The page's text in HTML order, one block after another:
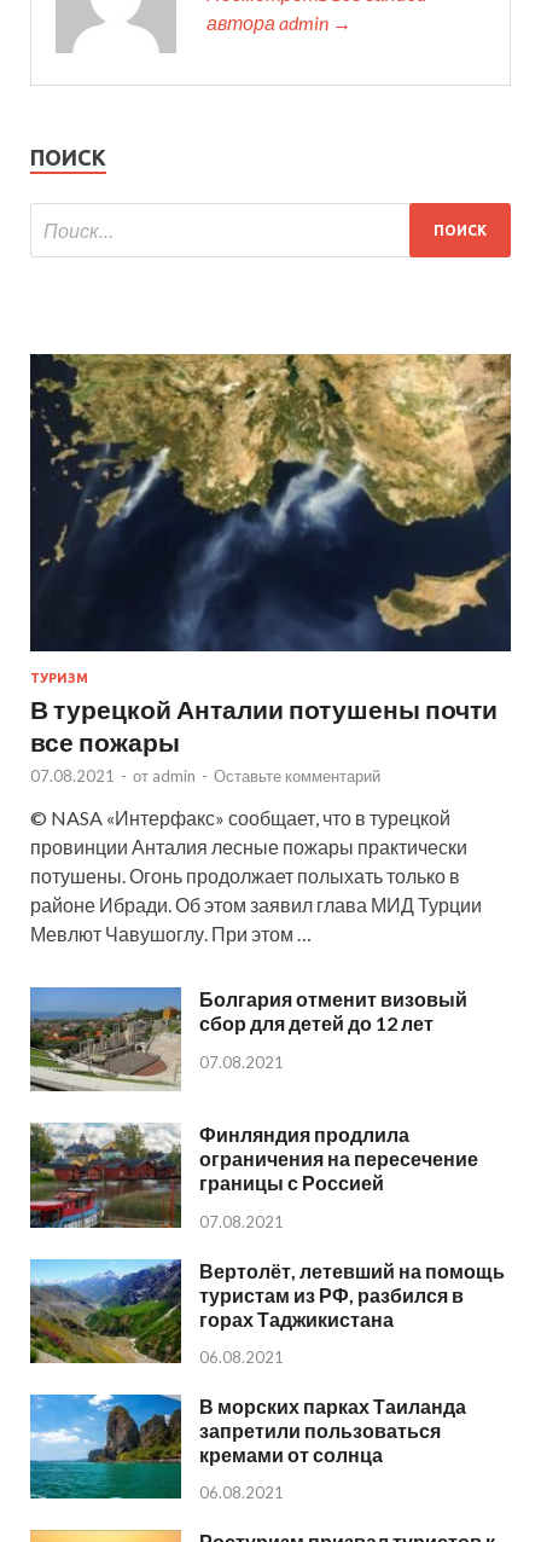
автора admin →
ПОИСК
ТУРИЗМ
В турецкой Анталии потушены почти
все пожары
07.08.2021 - от admin - Оставьте комментарий
© NASA «Интерфакс» сообщает, что в турецкой
провинции Анталия лесные пожары практически
потушены. Огонь продолжает полыхать только в
районе Ибради. Об этом заявил глава МИД Турции
Мевлют Чавушоглу. При этом …
Болгария отменит визовый
сбор для детей до 12 лет
07.08.2021
Финляндия продлила
ограничения на пересечение
границы с Россией
07.08.2021
Вертолёт, летевший на помощь
туристам из РФ, разбился в
горах Таджикистана
06.08.2021
В морских парках Таиланда
запретили пользоваться
кремами от солнца
06.08.2021